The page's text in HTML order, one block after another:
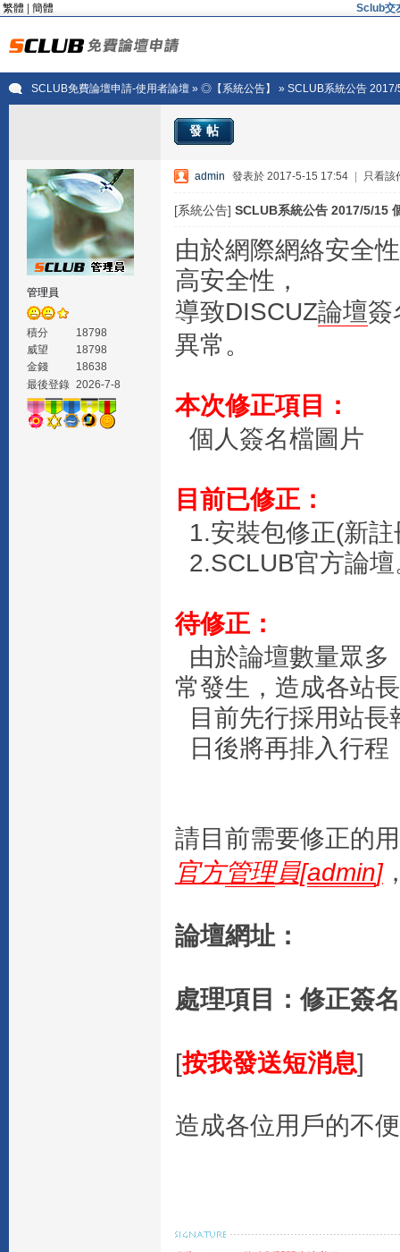
繁體 簡體 Sclub交
SCLUB免費論壇申請-使用者論壇» ◎【系統公告】 » SCLUB系統公告
發帖
管理員
積分
18798
威望
18798
金錢
18638
最後登錄 2026-7-8
admin 發表於 2017-5-15 17:54 只看該
[系統公告] SCLUB系統公告 2017/5/15
由於網際網絡安全
高安全性，
導致DISCUZ論壇簽
異常。
本次修正項目：
個人簽名檔圖片
目前已修正：
1.安裝包修正(新
2.SCLUB官方論壇
待修正：
由於論壇數量眾多
常發生，造成各站
目前先行採用站長
日後將再排入行程
請目前需要修正的
官方管理員[admin]
論壇網址：
處理項目：修正簽
[按我發送短消息]
造成各位用戶的不